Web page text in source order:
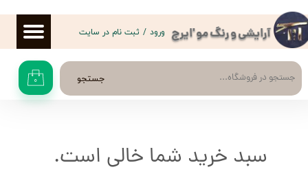
آرایشی و رنگ مو 'ایرج
جستجو ۰
ورود / ثبت نام در سایت
حساب کاربری من
تغییر گذر واژه
سفارشات
سبد خرید شما خالی است.